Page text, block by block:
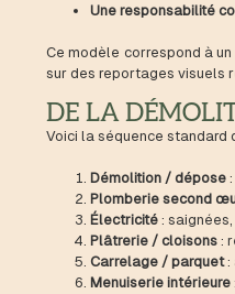
Une responsabilité
Ce modèle correspond à un
sur des reportages visuels
DE LA
Voici la séquence standard
Démolition / dépose
Plomberie second
Électricité :
Plâtrerie / cloisons :
Carrelage / parquet:
Menuiserie intérieure